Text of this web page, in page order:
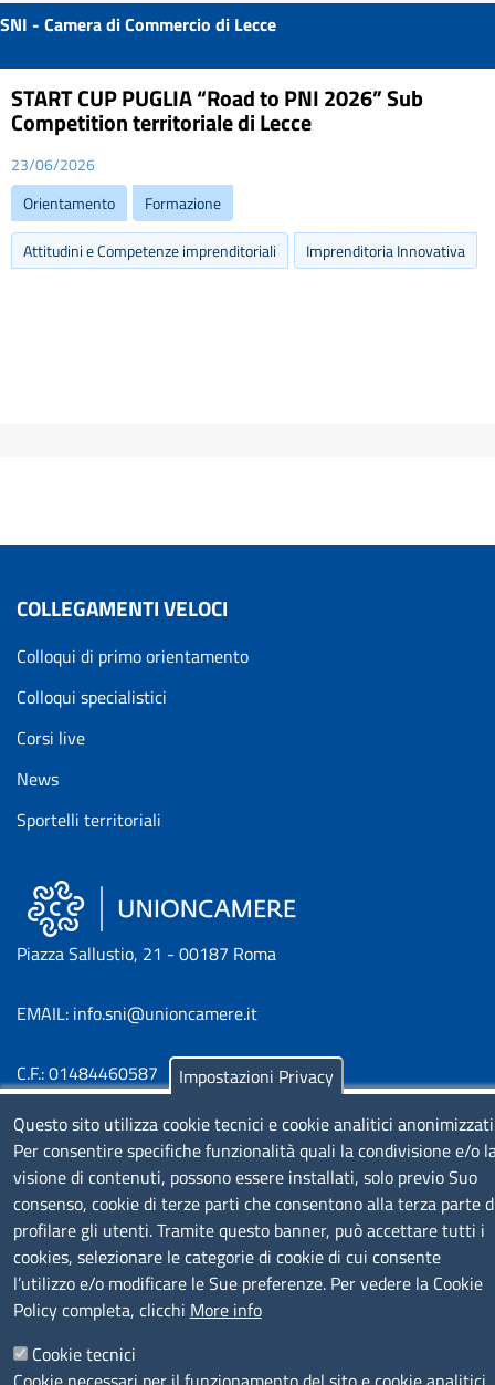
SNI - Camera di Commercio di Lecce
START CUP PUGLIA “Road to PNI 2026” Sub
Competition territoriale di Lecce
23/06/2026
Orientamento
Formazione
Attitudini e Competenze imprenditoriali Imprenditoria Innovativa
COLLEGAMENTI VELOCI
Colloqui di primo orientamento
Colloqui specialistici
Corsi live
News
Sportelli territoriali
Piazza Sallustio, 21 - 00187 Roma
EMAIL: info.sni@unioncamere.it
C.F.: 01484460587
P.Iva: 01000211001
SERVIZIO REALIZZATO DA
SEGUICI SU
Impostazioni Privacy
Questo sito utilizza cookie tecnici e cookie analitici
Per consentire specifiche funzionalità quali la condivisione e/o
visione di contenuti, possono essere installati, solo previo Suo
consenso, cookie di terze parti che consentono alla terza parte
profilare gli utenti. Tramite questo banner, può accettare tutti i
cookies, selezionare le categorie di cookie di cui consente
l’utilizzo e/o modificare le Sue preferenze. Per vedere la Cookie
Policy completa, clicchi More info
Cookie tecnici